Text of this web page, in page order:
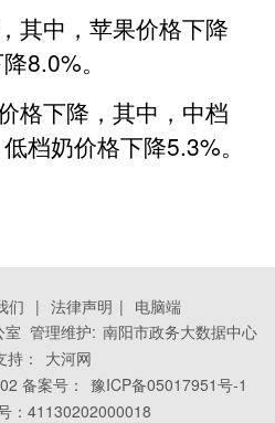
其中，苹果价格下降
8.0%。
格下降，其中，中档
档奶价格下降5.3%。
们 | 法律声明 | 电脑端
室 管理维护: 南阳市政务大数据中心
：
大河网
备案号： 豫ICP备05017951号-1
：41130202000018